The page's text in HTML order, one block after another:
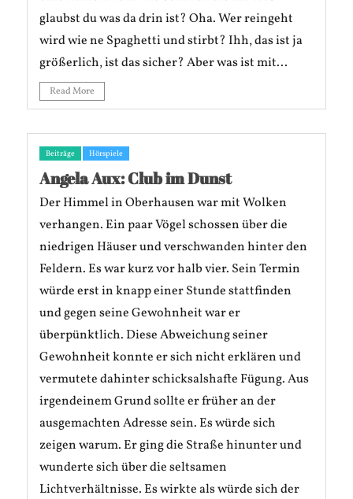
glaubst du was da drin ist? Oha. Wer reingeht
wird wie ne Spaghetti und stirbt? Ihh, das ist ja
größerlich, ist das sicher? Aber was ist mit...
Read More
Beiträge Hörspiele
Angela Aux: Club im Dunst
Der Himmel in Oberhausen war mit Wolken
verhangen. Ein paar Vögel schossen über die
niedrigen Häuser und verschwanden hinter den
Feldern. Es war kurz vor halb vier. Sein Termin
würde erst in knapp einer Stunde stattfinden
und gegen seine Gewohnheit war er
überpünktlich. Diese Abweichung seiner
Gewohnheit konnte er sich nicht erklären und
vermutete dahinter schicksalshafte Fügung. Aus
irgendeinem Grund sollte er früher an der
ausgemachten Adresse sein. Es würde sich
zeigen warum. Er ging die Straße hinunter und
wunderte sich über die seltsamen
Lichtverhältnisse. Es wirkte als würde sich der